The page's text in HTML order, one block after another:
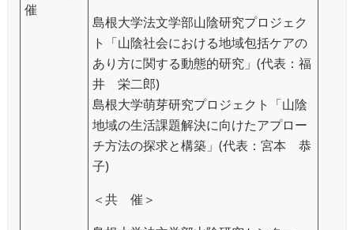
催
島根大学法文学部山陰研究プロジェク
ト「山陰社会における地域包括ケアの
あり方に関する動態的研究」(代表：福
井 栄二郎)
島根大学萌芽研究プロジェクト「山陰
地域の生活課題解決に向けたアプロー
チ方法の探求と構築」(代表：宮本 恭
子)
＜共 催＞